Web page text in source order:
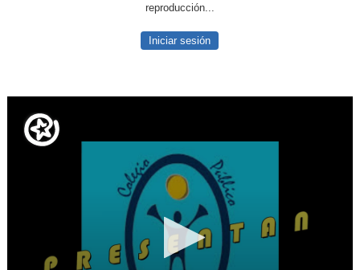
reproducción...
Iniciar sesión